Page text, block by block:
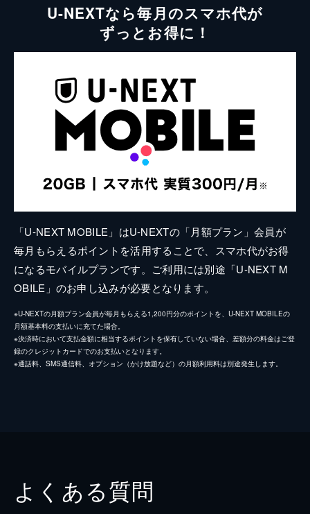
U-NEXTなら毎月のスマホ代が
ずっとお得に！
「U-NEXT MOBILE」はU-NEXTの「月額プラン」会員が
毎月もらえるポイントを活用することで、スマホ代がお得
になるモバイルプランです。ご利用には別途「U-NEXT M
OBILE」のお申し込みが必要となります。
※U-NEXTの月額プラン会員が毎月もらえる1,200円分のポイントを、U-NEXT MOBILEの
月額基本料の支払いに充てた場合。
※決済時において支払金額に相当するポイントを保有していない場合、差額分の料金はご登
録のクレジットカードでのお支払いとなります。
※通話料、SMS通信料、オプション（かけ放題など）の月額利用料は別途発生します。
よくある質問